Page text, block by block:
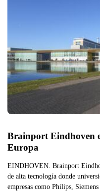
Brainport Eindhoven
Europa
EINDHOVEN. Brainport
de alta tecnología donde
empresas como Philips,